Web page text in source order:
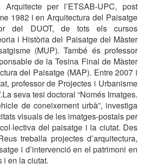
per l’ETSAB-UPC, post
1982 i en Arquitectura del Paisatge
del DUOT, de tots els cursos
i Història del Paisatge del Màster
(MUP). També és professor
de la Tesina Final de Màster
del Paisatge (MAP). Entre 2007 i
professor de Projectes i Urbanisme
La seva tesi doctoral “Només Imatges.
de coneixement urbà”, investiga
visuals de les imatges-postals per
del paisatge i la ciutat. Des
treballa projectes d’arquitectura,
i d’intervenció en el patrimoni en
i en la ciutat.